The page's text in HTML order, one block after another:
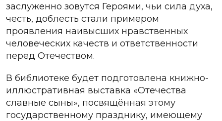
заслуженно зовутся Героями, чьи сила духа,
честь, доблесть стали примером
проявления наивысших нравственных
человеческих качеств и ответственности
перед Отечеством.
В библиотеке будет подготовлена книжно-
иллюстративная выставка «Отечества
славные сыны», посвящённая этому
государственному празднику, имеющему